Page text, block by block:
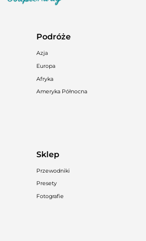
Podróże
Azja
Europa
Afryka
Ameryka Północna
Sklep
Przewodniki
Presety
Fotografie